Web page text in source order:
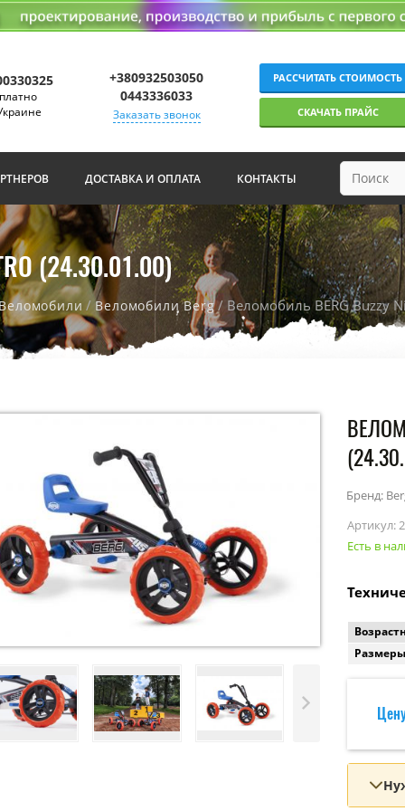
+380932503050
0443336033
Заказать звонок
РАССЧИТАТЬ СТОИМОСТЬ
СКАЧАТЬ ПРАЙС
ДОСТАВКА И ОПЛАТА КОНТАКТЫ
(24.30.01.00)
/ Веломобили Berg/ Веломобиль BERG Buzzy
Бренд:
Артикул:
Есть в